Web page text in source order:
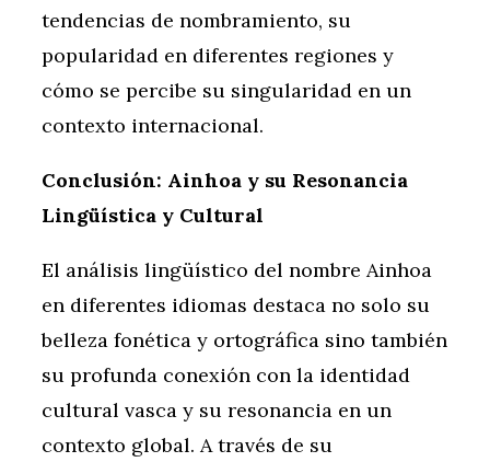
tendencias de nombramiento, su
popularidad en diferentes regiones y
cómo se percibe su singularidad en un
contexto internacional.
Conclusión: Ainhoa y su Resonancia
Lingüística y Cultural
El análisis lingüístico del nombre Ainhoa
en diferentes idiomas destaca no solo su
belleza fonética y ortográfica sino también
su profunda conexión con la identidad
cultural vasca y su resonancia en un
contexto global. A través de su